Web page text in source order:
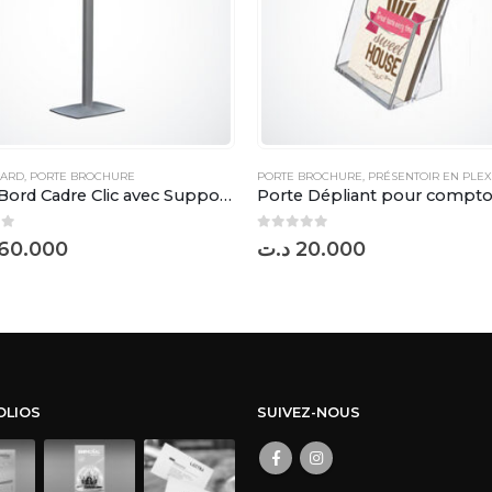
, PORTE BROCHURE
Menu Bord Cadre Clic avec Supports G-0260
PORTE BROCHURE, PRÉSENTOIR EN
sur 520.000 د.ت
SUIVEZ-NOUS